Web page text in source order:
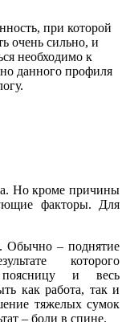
при которой
очень сильно, и
необходимо к
данного профиля
Но кроме причины
факторы. Для
. Обычно – поднятие
которого
поясницу и весь
как работа, так и
тяжелых сумок
– боли в спине.